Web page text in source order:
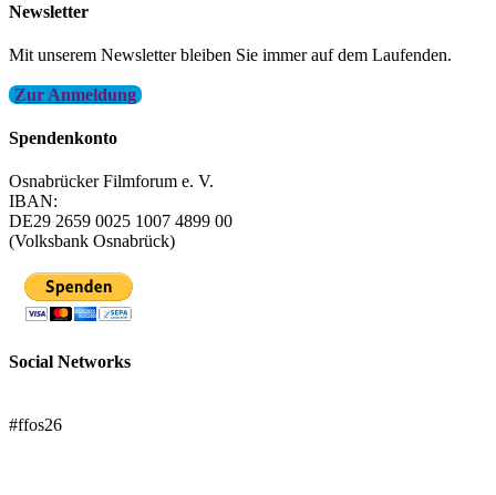
Newsletter
Mit unserem Newsletter bleiben Sie immer auf dem Laufenden.
Zur Anmeldung
Spendenkonto
Osnabrücker Filmforum e. V.
IBAN:
DE29 2659 0025 1007 4899 00
(Volksbank Osnabrück)
Social Networks
#ffos26